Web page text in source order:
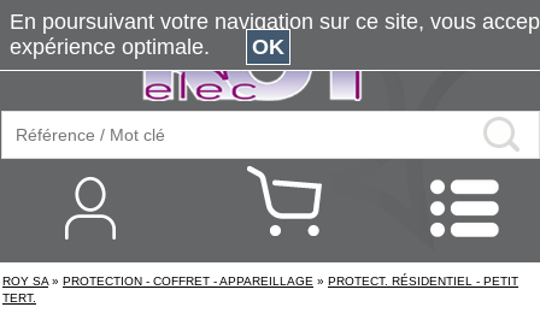
ROY SA » PROTECTION - COFFRET - APPAREILLAGE » PROTECT. RÉSIDENTIEL - PETIT
TERT.
En poursuivant votre navigation sur ce site, vous
expérience optimale.
OK